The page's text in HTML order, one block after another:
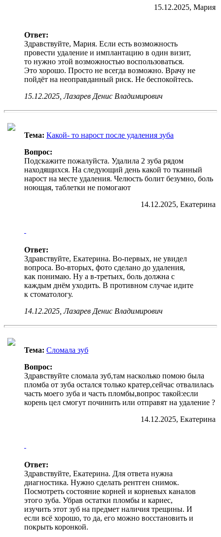
15.12.2025, Мария
Ответ:
Здравствуйте, Мария. Если есть возможность
провести удаление и имплантацию в один визит,
то нужно этой возможностью воспользоваться.
Это хорошо. Просто не всегда возможно. Врачу не
пойдёт на неоправданный риск. Не беспокойтесь.
15.12.2025, Лазарев Денис Владимирович
Тема: Какой- то нарост после удаления зуба
Вопрос:
Подскажите пожалуйста. Удалила 2 зуба рядом
находящихся. На следующий день какой то тканный
нарост на месте удаления. Челюсть болит безумно, боль
ноющая, таблетки не помогают
14.12.2025, Екатерина
Ответ:
Здравствуйте, Екатерина. Во-первых, не увидел
вопроса. Во-вторых, фото сделано до удаления,
как понимаю. Ну а в-третьих, боль должна с
каждым днём уходить. В противном случае идите
к стоматологу.
14.12.2025, Лазарев Денис Владимирович
Тема: Сломала зуб
Вопрос:
Здравствуйте сломала зуб,там насколько помою была
пломба от зуба остался только кратер,сейчас отвалилась
часть моего зуба и часть пломбы,вопрос такой:если
корень цел смогут починить или отправят на удаление ?
14.12.2025, Екатерина
Ответ:
Здравствуйте, Екатерина. Для ответа нужна
диагностика. Нужно сделать рентген снимок.
Посмотреть состояние корней и корневых каналов
этого зуба. Убрав остатки пломбы и кариес,
изучить этот зуб на предмет наличия трещины. И
если всё хорошо, то да, его можно восстановить и
покрыть коронкой.